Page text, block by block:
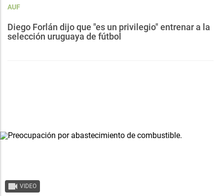
AUF
Diego Forlán dijo que "es un privilegio" entrenar a la
selección uruguaya de fútbol
VIDEO